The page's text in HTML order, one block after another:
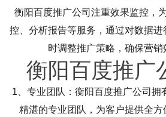
衡阳百度推广公司注重效果监控，
控、分析报告等服务，通过对数据进
时调整推广策略，确保营销
衡阳百度推广
1、专业团队：衡阳百度推广公司拥
精湛的专业团队，为客户提供全方